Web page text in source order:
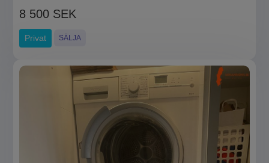
8 500 SEK
Privat SÄLJA